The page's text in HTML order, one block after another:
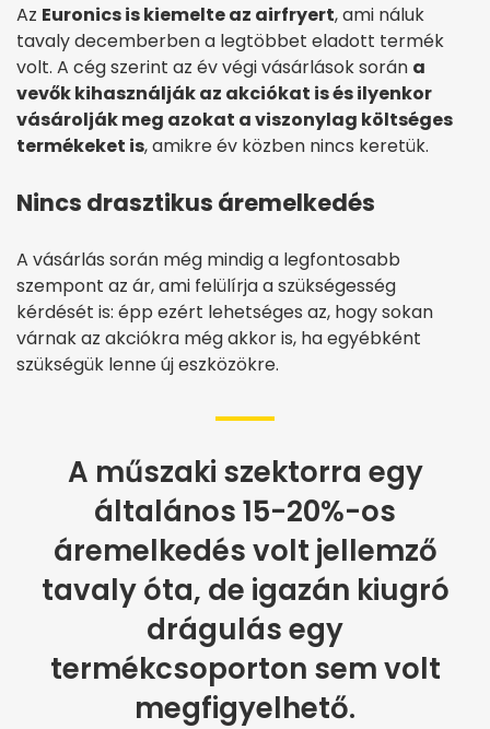
Az Euronics is kiemelte az airfryert, ami náluk
tavaly decemberben a legtöbbet eladott termék
volt. A cég szerint az év végi vásárlások során a
vevők kihasználják az akciókat is és ilyenkor
vásárolják meg azokat a viszonylag költséges
termékeket is, amikre év közben nincs keretük.
Nincs drasztikus áremelkedés
A vásárlás során még mindig a legfontosabb
szempont az ár, ami felülírja a szükségesség
kérdését is: épp ezért lehetséges az, hogy sokan
várnak az akciókra még akkor is, ha egyébként
szükségük lenne új eszközökre.
A műszaki szektorra egy
általános 15-20%-os
áremelkedés volt jellemző
tavaly óta, de igazán kiugró
drágulás egy
termékcsoporton sem volt
megfigyelhető.